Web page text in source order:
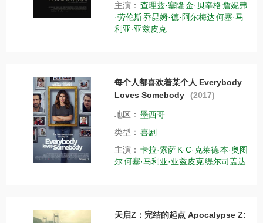
主演： 查理兹·塞隆金·贝辛格詹妮弗
·劳伦斯乔昆姆·德·阿尔梅达何塞·马
利亚·亚兹皮克
每个人都喜欢着某个人 Everybody
Loves Somebody
(2017)
地区： 墨西哥
类型： 喜剧
主演： 卡拉·索萨K·C·克莱德本·奥图
尔何塞·马利亚·亚兹皮克缇尔司盖达
天启Z：完结的起点 Apocalypse Z: